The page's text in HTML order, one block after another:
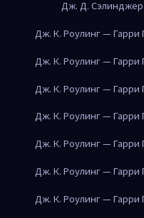
Дж. Д.
Дж. К. Роулинг —
Дж. К. Роулинг —
Дж. К. Роулинг —
Дж. К. Роулинг —
Дж. К. Роулинг —
Дж. К. Роулинг —
Дж. К. Роулинг —